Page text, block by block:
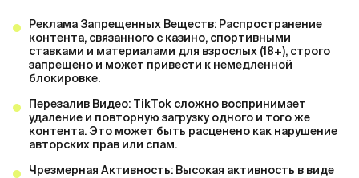
Реклама Запрещенных Веществ: Распространение
контента, связанного с казино, спортивными
ставками и материалами для взрослых (18+), строго
запрещено и может привести к немедленной
блокировке.
Перезалив Видео: TikTok сложно воспринимает
удаление и повторную загрузку одного и того же
контента. Это может быть расценено как нарушение
авторских прав или спам.
Чрезмерная Активность: Высокая активность в виде